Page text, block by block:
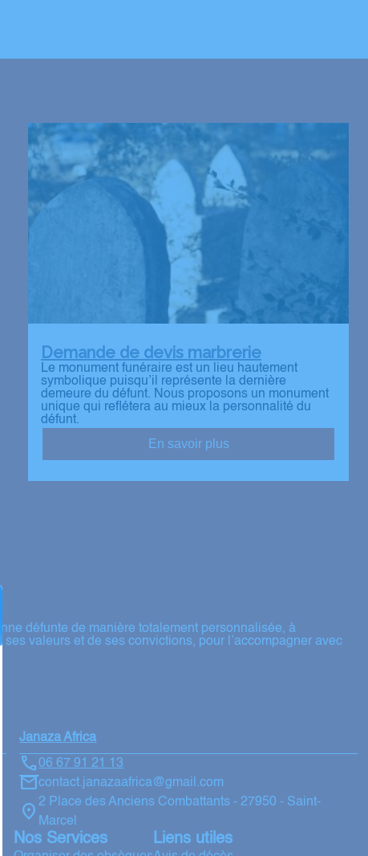
Demande de devis marbrerie
Le monument funéraire est un lieu hautement
symbolique puisqu’il représente la dernière
demeure du défunt. Nous proposons un monument
unique qui reflétera au mieux la personnalité du
défunt.
En savoir plus
défunte de manière totalement personnalisée, à
valeurs et de ses convictions, pour l’accompagner avec
Janaza Africa
06 67 91 21 13
contact.janazaafrica@gmail.com
2 Place des Anciens Combattants - 27950 - Saint-
Marcel
Nos Services Liens utiles